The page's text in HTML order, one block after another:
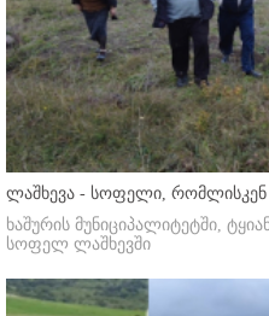
ლაშხევა - სოფელი, რომლისკენ
ხაშურის მუნიციპალიტეტში,
სოფელ ლაშხევში